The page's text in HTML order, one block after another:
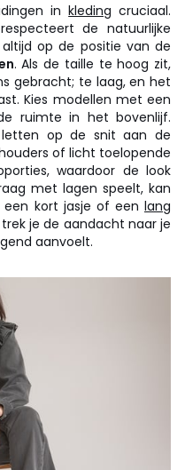
inkleding cruciaal.
de natuurlijke
op de positie van de
. Als de taille te hoog zit,
gebracht; te laag, en het
Kies modellen met een
ruimte in het bovenlijf.
op de snit aan de
of licht toelopende
waardoor de look
met lagen speelt, kan
kort jasje of een lang
je de aandacht naar je
aanvoelt.